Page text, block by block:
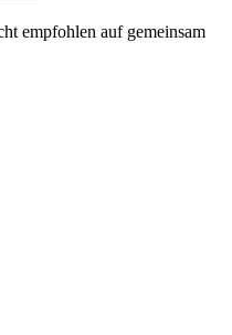
empfohlen auf gemeinsam